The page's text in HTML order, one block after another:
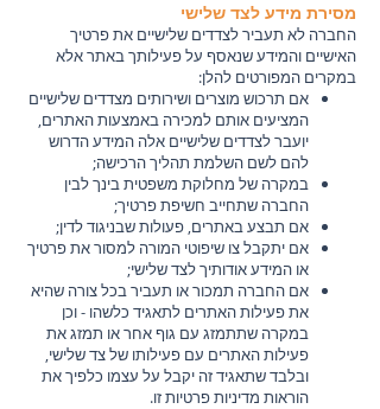
מסירת מידע לצד שלישי
החברה לא תעביר לצדדים שלישיים את פרטיך
האישיים והמידע שנאסף על פעילותך באתר אלא
במקרים המפורטים להלן:
אם תרכוש מוצרים ושירותים מצדדים שלישיים
המציעים אותם למכירה באמצעות האתרים,
יועבר לצדדים שלישיים אלה המידע הדרוש
להם לשם השלמת תהליך הרכישה;
במקרה של מחלוקת משפטית בינך לבין
החברה שתחייב חשיפת פרטיך;
אם תבצע באתרים, פעולות שבניגוד לדין;
אם יתקבל צו שיפוטי המורה למסור את פרטיך
או המידע אודותיך לצד שלישי;
אם החברה תמכור או תעביר בכל צורה שהיא
את פעילות האתרים לתאגיד כלשהו - וכן
במקרה שתתמזג עם גוף אחר או תמזג את
פעילות האתרים עם פעילותו של צד שלישי,
ובלבד שתאגיד זה יקבל על עצמו כלפיך את
הוראות מדיניות פרטיות זו.